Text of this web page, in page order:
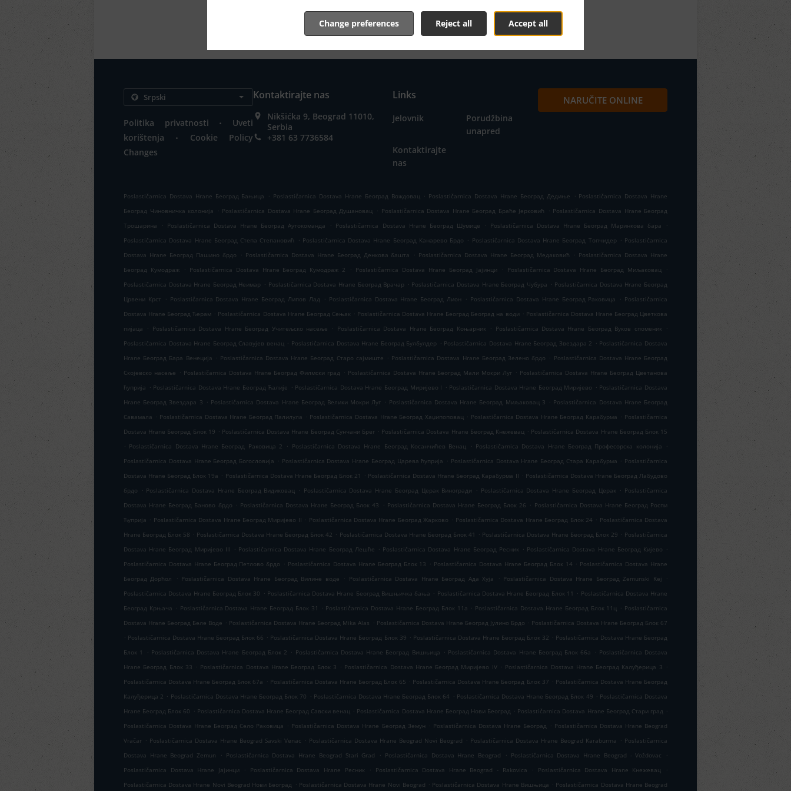
Accept all
Reject all
Change preferences
Politika privatnosti .
Uveti
korištenja
.
Cookie Policy
Changes
Kontaktirajte nas
Nikšićka 9, Beograd 11010,
Serbia
+381 63 7736584
Links
Jelovnik
Porudžbina
unapred
Kontaktirajte
nas
NARUČITE ONLINE
Poslastičarnica Dostava Hrane Београд Бањица . Poslastičarnica Dostava Hrane Београд Вождовац . Poslastičarnica Dostava Hrane Београд Дедиње . Poslastičarnica Dostava Hrane
Београд Чиновничка колонија
. Poslastičarnica Dostava Hrane Београд Душановац . Poslastičarnica Dostava Hrane Београд Браће Јерковић . Poslastičarnica Dostava Hrane Београд
Трошарина
. Poslastičarnica Dostava Hrane Београд Аутокоманда . Poslastičarnica Dostava Hrane Београд Шумице . Poslastičarnica Dostava Hrane Београд Маринкова бара
.
Poslastičarnica Dostava Hrane Београд Степа Степановић
. Poslastičarnica Dostava Hrane Београд Канарево Брдо . Poslastičarnica Dostava Hrane Београд Топчидер . Poslastičarnica
Dostava Hrane Београд Пашино брдо
. Poslastičarnica Dostava Hrane Београд Денкова башта . Poslastičarnica Dostava Hrane Београд Медаковић . Poslastičarnica Dostava Hrane
Београд Кумодраж
. Poslastičarnica Dostava Hrane Београд Кумодраж 2 . Poslastičarnica Dostava Hrane Београд Јајинци . Poslastičarnica Dostava Hrane Београд Миљаковац
.
Poslastičarnica Dostava Hrane Београд Неимар . Poslastičarnica Dostava Hrane Београд Врачар . Poslastičarnica Dostava Hrane Београд Чубура . Poslastičarnica Dostava Hrane Београд
Црвени Крст
. Poslastičarnica Dostava Hrane Београд Липов Лад . Poslastičarnica Dostava Hrane Београд Лион . Poslastičarnica Dostava Hrane Београд Раковица . Poslastičarnica
Dostava Hrane Београд Ђерам . Poslastičarnica Dostava Hrane Београд Сењак . Poslastičarnica Dostava Hrane Београд Београд на води . Poslastičarnica Dostava Hrane Београд Цветкова
пијаца
. Poslastičarnica Dostava Hrane Београд Учитељско насеље . Poslastičarnica Dostava Hrane Београд Коњарник . Poslastičarnica Dostava Hrane Београд Вуков споменик
.
Poslastičarnica Dostava Hrane Београд Славујев венац . Poslastičarnica Dostava Hrane Београд Булбулдер . Poslastičarnica Dostava Hrane Београд Звездара 2 . Poslastičarnica Dostava
Hrane Београд Бара Венеција . Poslastičarnica Dostava Hrane Београд Старо сајмиште . Poslastičarnica Dostava Hrane Београд Зелено брдо . Poslastičarnica Dostava Hrane Београд
Скојевско насеље . Poslastičarnica Dostava Hrane Београд Филмски град . Poslastičarnica Dostava Hrane Београд Мали Мокри Луг . Poslastičarnica Dostava Hrane Београд Цветанова
ћуприја . Poslastičarnica Dostava Hrane Београд Ћалије . Poslastičarnica Dostava Hrane Београд Миријево I . Poslastičarnica Dostava Hrane Београд Миријево . Poslastičarnica Dostava
Hrane Београд Звездара 3 . Poslastičarnica Dostava Hrane Београд Велики Мокри Луг . Poslastičarnica Dostava Hrane Београд Миљаковац 3 . Poslastičarnica Dostava Hrane Београд
Савамала . Poslastičarnica Dostava Hrane Београд Палилула . Poslastičarnica Dostava Hrane Београд Хаџипоповац . Poslastičarnica Dostava Hrane Београд Карабурма . Poslastičarnica
Dostava Hrane Београд Блок 19 . Poslastičarnica Dostava Hrane Београд Сунчани Брег . Poslastičarnica Dostava Hrane Београд Кнежевац . Poslastičarnica Dostava Hrane Београд Блок 15
. Poslastičarnica Dostava Hrane Београд Раковица 2 . Poslastičarnica Dostava Hrane Београд Косанчићев Венац . Poslastičarnica Dostava Hrane Београд Професорска колонија
.
Poslastičarnica Dostava Hrane Београд Богословија . Poslastičarnica Dostava Hrane Београд Царева ћуприја . Poslastičarnica Dostava Hrane Београд Стара Карабурма . Poslastičarnica
Dostava Hrane Београд Блок 19а . Poslastičarnica Dostava Hrane Београд Блок 21 . Poslastičarnica Dostava Hrane Београд Карабурма II . Poslastičarnica Dostava Hrane Београд Лабудово
брдо
. Poslastičarnica Dostava Hrane Београд Видиковац . Poslastičarnica Dostava Hrane Београд Церак Виногради . Poslastičarnica Dostava Hrane Београд Церак . Poslastičarnica
Dostava Hrane Београд Баново брдо . Poslastičarnica Dostava Hrane Београд Блок 43 . Poslastičarnica Dostava Hrane Београд Блок 26 . Poslastičarnica Dostava Hrane Београд Роспи
Ћуприја . Poslastičarnica Dostava Hrane Београд Миријево II . Poslastičarnica Dostava Hrane Београд Жарково . Poslastičarnica Dostava Hrane Београд Блок 24 . Poslastičarnica Dostava
Hrane Београд Блок 58 . Poslastičarnica Dostava Hrane Београд Блок 42 . Poslastičarnica Dostava Hrane Београд Блок 41 . Poslastičarnica Dostava Hrane Београд Блок 29 . Poslastičarnica
Dostava Hrane Београд Миријево III . Poslastičarnica Dostava Hrane Београд Лешће . Poslastičarnica Dostava Hrane Београд Ресник . Poslastičarnica Dostava Hrane Београд Кијево .
Poslastičarnica Dostava Hrane Београд Петлово брдо . Poslastičarnica Dostava Hrane Београд Блок 13 . Poslastičarnica Dostava Hrane Београд Блок 14 . Poslastičarnica Dostava Hrane
Београд Дорћол
. Poslastičarnica Dostava Hrane Београд Вилине воде . Poslastičarnica Dostava Hrane Београд Ада Хуја . Poslastičarnica Dostava Hrane Београд Zemunski Kej
.
Poslastičarnica Dostava Hrane Београд Блок 30 . Poslastičarnica Dostava Hrane Београд Вишњичка бања . Poslastičarnica Dostava Hrane Београд Блок 11 . Poslastičarnica Dostava Hrane
Београд Крњача . Poslastičarnica Dostava Hrane Београд Блок 31 . Poslastičarnica Dostava Hrane Београд Блок 11а . Poslastičarnica Dostava Hrane Београд Блок 11ц . Poslastičarnica
Dostava Hrane Београд Беле Воде . Poslastičarnica Dostava Hrane Београд Mika Alas . Poslastičarnica Dostava Hrane Београд Јулино Брдо . Poslastičarnica Dostava Hrane Београд Блок 67
. Poslastičarnica Dostava Hrane Београд Блок 66 . Poslastičarnica Dostava Hrane Београд Блок 39 . Poslastičarnica Dostava Hrane Београд Блок 32 . Poslastičarnica Dostava Hrane Београд
Блок 1
. Poslastičarnica Dostava Hrane Београд Блок 2 . Poslastičarnica Dostava Hrane Београд Вишњица . Poslastičarnica Dostava Hrane Београд Блок 66а . Poslastičarnica Dostava
Hrane Београд Блок 33 . Poslastičarnica Dostava Hrane Београд Блок 3 . Poslastičarnica Dostava Hrane Београд Миријево IV . Poslastičarnica Dostava Hrane Београд Калуђерица 3 .
Poslastičarnica Dostava Hrane Београд Блок 67а . Poslastičarnica Dostava Hrane Београд Блок 65 . Poslastičarnica Dostava Hrane Београд Блок 37 . Poslastičarnica Dostava Hrane Београд
Калуђерица 2 . Poslastičarnica Dostava Hrane Београд Блок 70 . Poslastičarnica Dostava Hrane Београд Блок 64 . Poslastičarnica Dostava Hrane Београд Блок 49 . Poslastičarnica Dostava
Hrane Београд Блок 60 . Poslastičarnica Dostava Hrane Београд Савски венац . Poslastičarnica Dostava Hrane Београд Нови Београд . Poslastičarnica Dostava Hrane Београд Стари град .
Poslastičarnica Dostava Hrane Београд Село Раковица . Poslastičarnica Dostava Hrane Београд Земун . Poslastičarnica Dostava Hrane Београд . Poslastičarnica Dostava Hrane Beograd
Vračar . Poslastičarnica Dostava Hrane Beograd Savski Venac . Poslastičarnica Dostava Hrane Beograd Novi Beograd . Poslastičarnica Dostava Hrane Beograd Karaburma . Poslastičarnica
Dostava Hrane Beograd Zemun
. Poslastičarnica Dostava Hrane Beograd Stari Grad . Poslastičarnica Dostava Hrane Beograd . Poslastičarnica Dostava Hrane Beograd - Voždovac
.
Poslastičarnica Dostava Hrane Јајинци
. Poslastičarnica Dostava Hrane Ресник . Poslastičarnica Dostava Hrane Beograd - Rakovica . Poslastičarnica Dostava Hrane Кнежевац
.
Poslastičarnica Dostava Hrane Novi Beograd Нови Београд . Poslastičarnica Dostava Hrane Novi Beograd . Poslastičarnica Dostava Hrane Вишњица . Poslastičarnica Dostava Hrane Beograd